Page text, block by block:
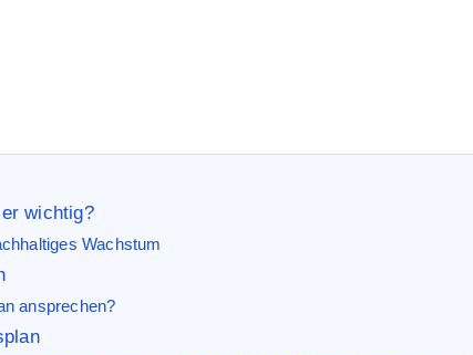
wichtig?
Wachstum
ansprechen?